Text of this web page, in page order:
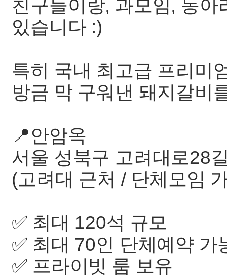
친구들이랑, 과모임, 동
있습니다 :)
특히 국내 최고급 프리미
방금 막 구워낸 돼지갈비
📍안암옥
서울 성북구 고려대로28
(고려대 근처 / 단체모임
✅ 최대 120석 규모
✅ 최대 70인 단체예약 가
✅ 프라이빗 룸 보유